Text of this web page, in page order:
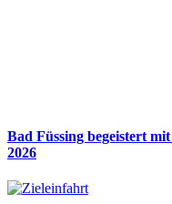
Bad Füssing begeistert
2026